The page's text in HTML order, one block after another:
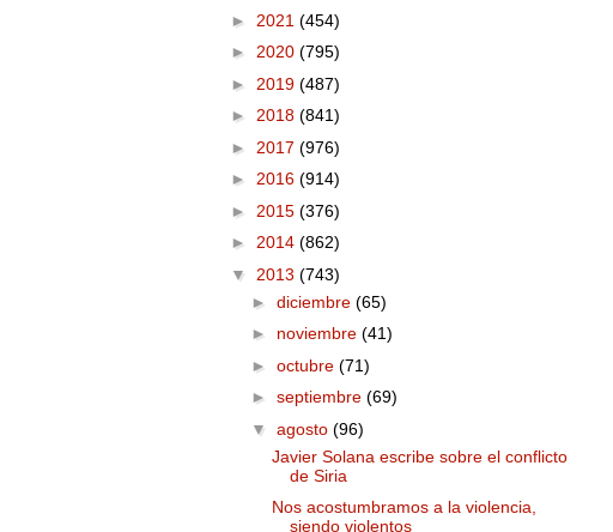
► 2021 (454)
► 2020 (795)
► 2019 (487)
► 2018 (841)
► 2017 (976)
► 2016 (914)
► 2015 (376)
► 2014 (862)
▼ 2013 (743)
► diciembre (65)
► noviembre (41)
► octubre (71)
► septiembre (69)
▼ agosto (96)
Javier Solana escribe sobre el conflicto
de Siria
Nos acostumbramos a la violencia,
siendo violentos